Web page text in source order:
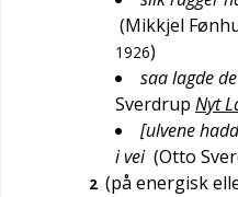
(Mikkjel
1926)
saa lagde
Sverdrup Nyt
[ulvene
i vei (Otto
2 (på energisk